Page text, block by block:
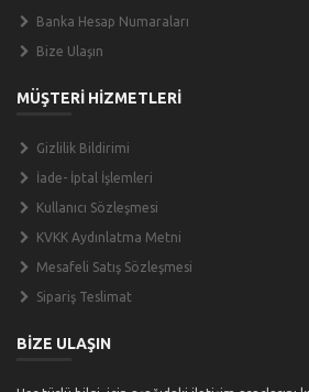
Banka Hesap Numaraları
Bize Ulaşın
MÜŞTERİ HİZMETLERİ
Gizlilik Bildirimi
İade- İptal İşlemleri
Kullanıcı Sözleşmesi
KVKK Aydınlatma Metni
Mesafeli Satış Sözleşmesi
Sipariş Teslimat
BİZE ULAŞIN